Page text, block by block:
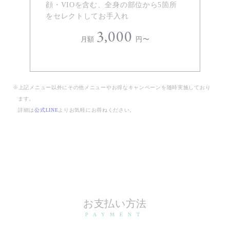
顔・VIOを含む、全身の部位から5箇所
をセレクトしてお手入れ
月額 3,000 円〜
※上記メニュー以外にその他メニューやお得なキャンペーンを随時実施しており
ます。
詳細は公式LINEよりお気軽にお尋ねください。
お支払い方法
PAYMENT